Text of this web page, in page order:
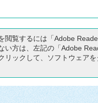
閲覧するには「Adobe
い方は、左記の「Adobe
リックして、ソフトウェア